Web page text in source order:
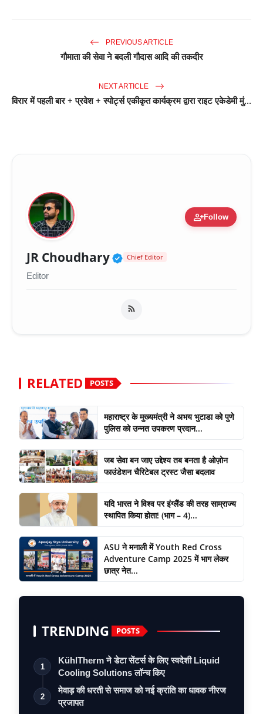
PREVIOUS ARTICLE
गौमाता की सेवा ने बदली गौदास आदि की तकदीर
NEXT ARTICLE
विरार में पहली बार + प्रवेश + स्पोर्ट्स एकीकृत कार्यक्रम द्वारा राइट एकेडेमी मुं...
person_addFollow
JR Choudhary Verified Public Figure
Chief Editor
Editor
RELATED POSTS
महाराष्ट्र के मुख्यमंत्री ने अभय भुटाडा को पुणे
पुलिस को उन्नत उपकरण प्रदान...
जब सेवा बन जाए उद्देश्य तब बनता है ओज़ोन
फाउंडेशन चैरिटेबल ट्रस्ट जैसा बदलाव
यदि भारत ने विश्व पर इंग्लैंड की तरह साम्राज्य
स्थापित किया होता! (भाग – 4)...
ASU ने मनाली में Youth Red Cross
Adventure Camp 2025 में भाग लेकर
छात्र नेत...
TRENDING POSTS
1
KühlTherm ने डेटा सेंटर्स के लिए स्वदेशी Liquid
Cooling Solutions लॉन्च किए
2
मेवाड़ की धरती से समाज को नई क्रांति का धावक नीरज
प्रजापत